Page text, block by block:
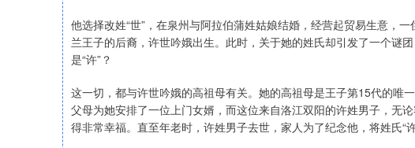
他选择改姓“世”，在泉州与阿拉伯蒲姓姑娘结婚，经营起贸易生意，
兰王子的后裔，许世吟娥出生。此时，关于她的姓氏却引发了一个谜
是“许”？
这一切，都与许世吟娥的高祖母有关。她的高祖母是王子第15代的唯
父母为她安排了一位上门女婿，而这位来自洛江双阳的许姓男子，无
得非常幸福。直至年老时，许姓男子去世，家人为了纪念他，将姓氏“